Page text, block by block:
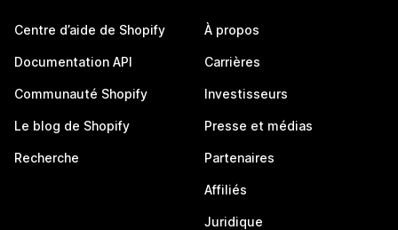
Centre d’aide de Shopify
Documentation API
Communauté Shopify
Le blog de Shopify
Recherche
À propos
Carrières
Investisseurs
Presse et médias
Partenaires
Affiliés
Juridique